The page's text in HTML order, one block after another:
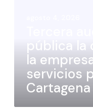
pública la
la
servicios
Cartagena